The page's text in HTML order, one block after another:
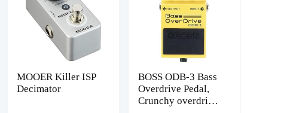
MOOER Killer ISP
Decimator
BOSS ODB-3 Bass
Overdrive Pedal,
Crunchy overdrive-